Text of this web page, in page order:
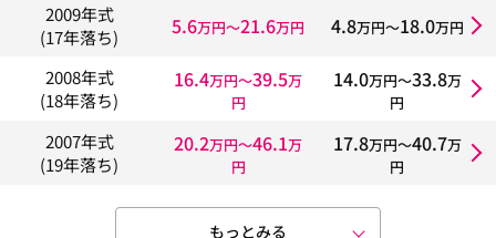
2009年式
(17年落ち)
5.6万円〜21.6万円 4.8万円〜18.0万円
2008年式
(18年落ち)
16.4万円〜39.5万
円
14.0万円〜33.8万
円
2007年式
(19年落ち)
20.2万円〜46.1万
円
17.8万円〜40.7万
円
もっとみる